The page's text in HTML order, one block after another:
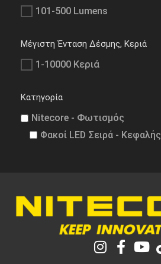
101-500 Lumens
Μέγιστη Ένταση Δέσμης, Κεριά
1-10000 Κεριά
Κατηγορία
Nitecore - Φωτισμός
Φακοί LED Σειρά - Κεφαλής